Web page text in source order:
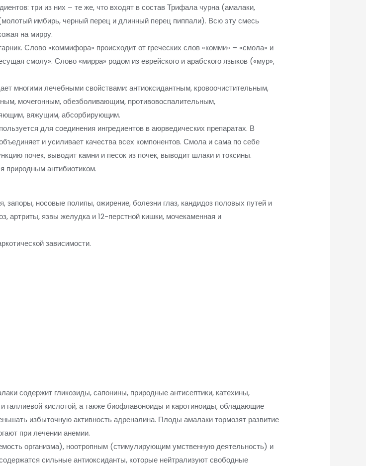
три из них – те же, что входят в состав Трифала чурна (амалаки,
имбирь, черный перец и длинный перец пиппали). Всю эту смесь
на мирру.
Слово «коммифора» происходит от греческих слов «комми» – «смола» и
смолу». Слово «мирра» родом из еврейского и арабского языков («мур»,
многими лечебными свойствами: антиоксидантным, кровоочистительным,
мочегонным, обезболивающим, противовоспалительным,
вяжущим, абсорбирующим.
для соединения ингредиентов в аюрведических препаратах. В
и усиливает качества всех компонентов. Смола и сама по себе
почек, выводит камни и песок из почек, выводит шлаки и токсины.
природным антибиотиком.
запоры, носовые полипы, ожирение, болезни глаз, кандидоз половых путей и
артриты, язвы желудка и 12-перстной кишки, мочекаменная и
зависимости.
содержит гликозиды, сапонины, природные антисептики, катехины,
галлиевой кислотой, а также биофлавоноиды и каротиноиды, обладающие
избыточную активность адреналина. Плоды амалаки тормозят развитие
при лечении анемии.
организма), ноотропным (стимулирующим умственную деятельность) и
сильные антиоксиданты, которые нейтрализуют свободные